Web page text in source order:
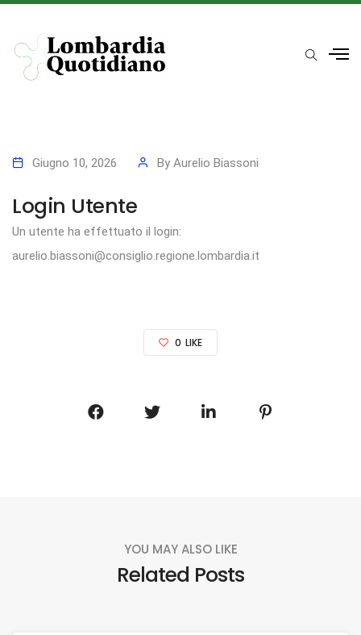
Giugno 10, 2026 By Aurelio Biassoni
Login Utente
Un utente ha effettuato il login:
aurelio.biassoni@consiglio.regione.lombardia.it
0 LIKE
YOU MAY ALSO LIKE
Related Posts